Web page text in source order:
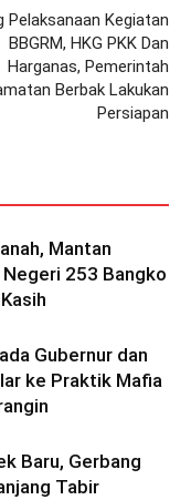
Pelaksanaan Kegiatan
BBGRM, HKG PKK Dan
Harganas, Pemerintah
Berbak Lakukan
Persiapan
Mantan
253 Bangko
Gubernur dan
ke Praktik Mafia
Baru, Gerbang
Tabir